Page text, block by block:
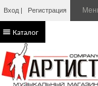
Вход Регистрация
Каталог